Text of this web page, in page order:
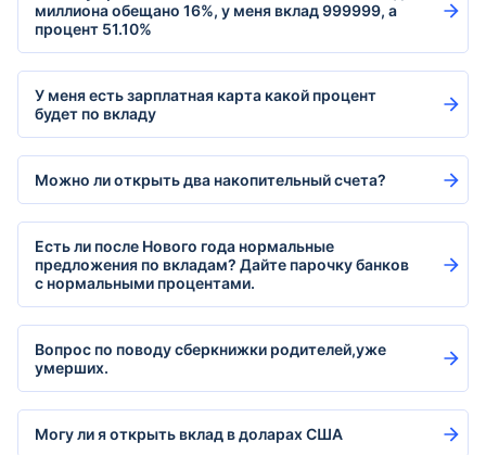
миллиона обещано 16%, у меня вклад 999999, а
процент 51.10%
У меня есть зарплатная карта какой процент
будет по вкладу
Можно ли открыть два накопительный счета?
Есть ли после Нового года нормальные
предложения по вкладам? Дайте парочку банков
с нормальными процентами.
Вопрос по поводу сберкнижки родителей,уже
умерших.
Могу ли я открыть вклад в доларах США